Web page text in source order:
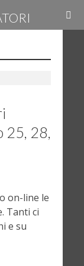
25, 28,
on-line le
Tanti ci
e su